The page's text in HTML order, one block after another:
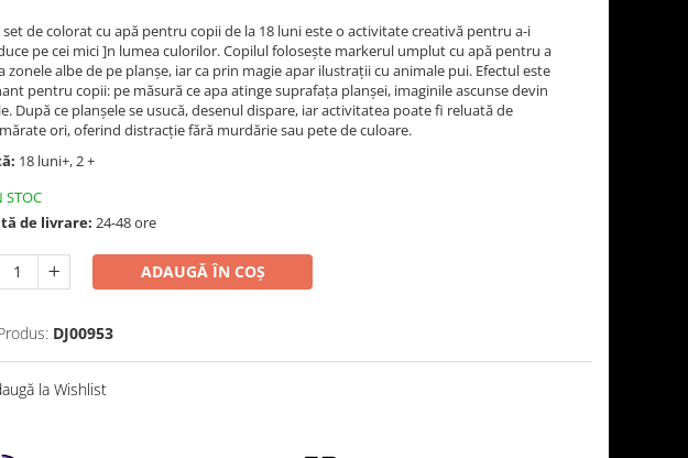
set de colorat cu apă pentru copii de la 18 luni este o activitate creativă pentru a-i
pe cei mici ]n lumea culorilor. Copilul folosește markerul umplut cu apă pentru a
zonele albe de pe planșe, iar ca prin magie apar ilustrații cu animale pui. Efectul este
pentru copii: pe măsură ce apa atinge suprafața planșei, imaginile ascunse devin
După ce planșele se usucă, desenul dispare, iar activitatea poate fi reluată de
ori, oferind distracție fără murdărie sau pete de culoare.
18 luni+, 2 +
STOC
de livrare: 24-48 ore
ADAUGĂ ÎN COȘ
DJ00953
la Wishlist